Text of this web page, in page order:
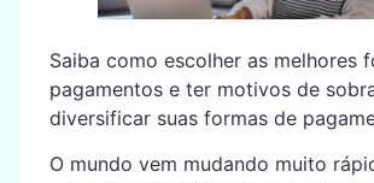
Saiba como escolher as melhores
pagamentos e ter motivos de
diversificar suas formas de
O mundo vem mudando muito